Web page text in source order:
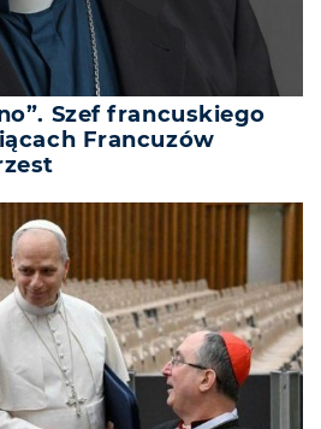
Szef francuskiego
Francuzów